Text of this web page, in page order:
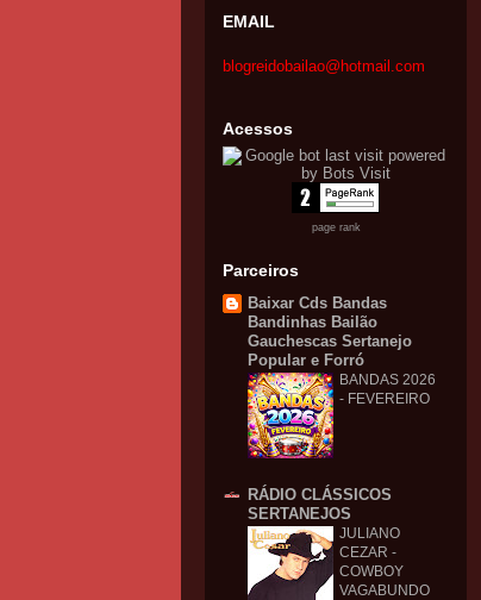
EMAIL
blogreidobailao@hotmail.com
Acessos
page rank
Parceiros
Baixar Cds Bandas
Bandinhas Bailão
Gauchescas Sertanejo
Popular e Forró
BANDAS 2026
- FEVEREIRO
RÁDIO CLÁSSICOS
SERTANEJOS
JULIANO
CEZAR -
COWBOY
VAGABUNDO